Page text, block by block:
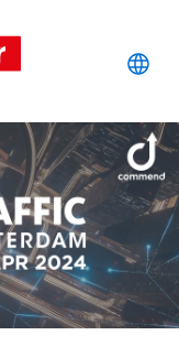
Schneider